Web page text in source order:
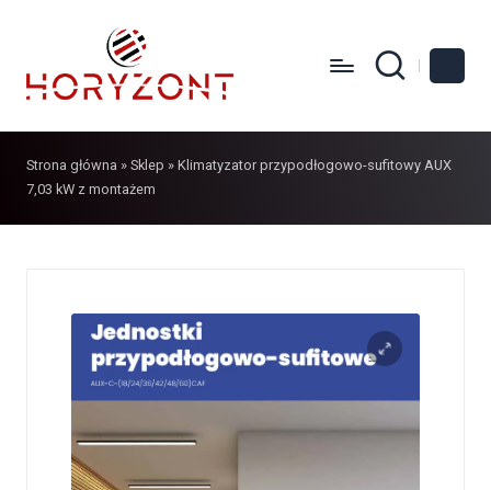
Strona główna » Sklep » Klimatyzator przypodłogowo-sufitowy AUX
7,03 kW z montażem